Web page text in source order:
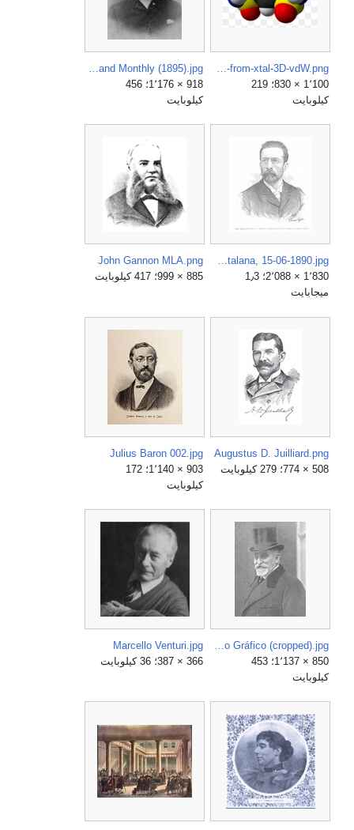
1٬100 × 830؛ 219
كيلوبايت
918 × 1٬176؛ 456
كيلوبايت
Joaquim Riera y Bertran, de Thomás Pijoliu, La Ilustració Catalana, 15-06-1890.jpg
1٬830 × 2٬088؛ 1٫3
ميجابايت
John Gannon MLA.png
885 × 999؛ 417 كيلوبايت
Augustus D. Juilliard.png
508 × 774؛ 279 كيلوبايت
Julius Baron 002.jpg
903 × 1٬140؛ 172
كيلوبايت
850 × 1٬137؛ 453
كيلوبايت
Marcello Venturi.jpg
366 × 387؛ 36 كيلوبايت